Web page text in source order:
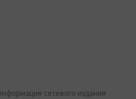
сетевого издания